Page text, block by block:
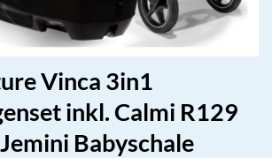
Vinca 3in1
inkl. Calmi R129
Babyschale